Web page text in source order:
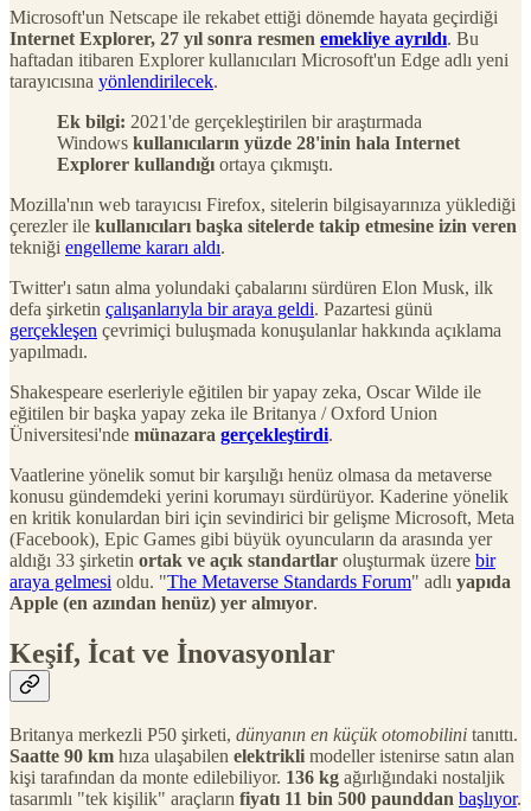
Microsoft'un Netscape ile rekabet ettiği dönemde hayata geçirdiği
Internet Explorer, 27 yıl sonra resmen emekliye ayrıldı. Bu
haftadan itibaren Explorer kullanıcıları Microsoft'un Edge adlı yeni
tarayıcısına yönlendirilecek.
Ek bilgi: 2021'de gerçekleştirilen bir araştırmada
Windows kullanıcıların yüzde 28'inin hala Internet
Explorer kullandığı ortaya çıkmıştı.
Mozilla'nın web tarayıcısı Firefox, sitelerin bilgisayarınıza yüklediği
çerezler ile kullanıcıları başka sitelerde takip etmesine izin veren
tekniği engelleme kararı aldı.
Twitter'ı satın alma yolundaki çabalarını sürdüren Elon Musk, ilk
defa şirketin çalışanlarıyla bir araya geldi. Pazartesi günü
gerçekleşen çevrimiçi buluşmada konuşulanlar hakkında açıklama
yapılmadı.
Shakespeare eserleriyle eğitilen bir yapay zeka, Oscar Wilde ile
eğitilen bir başka yapay zeka ile Britanya / Oxford Union
Üniversitesi'nde münazara gerçekleştirdi.
Vaatlerine yönelik somut bir karşılığı henüz olmasa da metaverse
konusu gündemdeki yerini korumayı sürdürüyor. Kaderine yönelik
en kritik konulardan biri için sevindirici bir gelişme Microsoft, Meta
(Facebook), Epic Games gibi büyük oyuncuların da arasında yer
aldığı 33 şirketin ortak ve açık standartlar oluşturmak üzere bir
araya gelmesi oldu. "The Metaverse Standards Forum" adlı yapıda
Apple (en azından henüz) yer almıyor.
Keşif, İcat ve İnovasyonlar
Britanya merkezli P50 şirketi, dünyanın en küçük otomobilini tanıttı.
Saatte 90 km hıza ulaşabilen elektrikli modeller istenirse satın alan
kişi tarafından da monte edilebiliyor. 136 kg ağırlığındaki nostaljik
tasarımlı "tek kişilik" araçların fiyatı 11 bin 500 paunddan başlıyor.